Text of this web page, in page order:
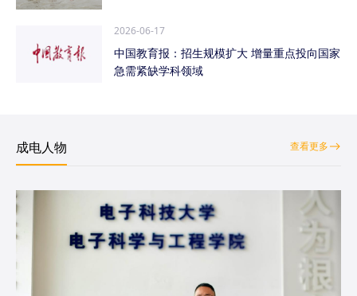
2026-06-17
中国教育报：招生规模扩大 增量重点投向国家
急需紧缺学科领域
成电人物 查看更多